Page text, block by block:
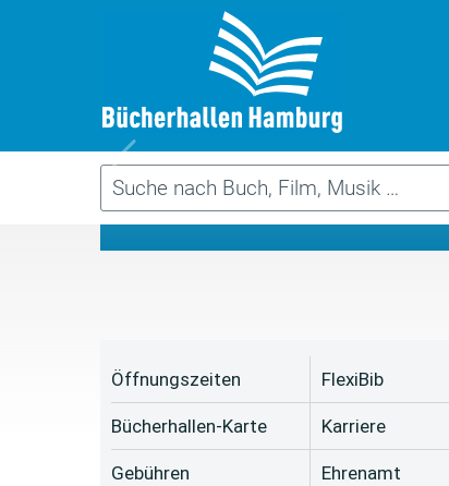
Öffnungszeiten
Bücherhallen-Karte
Gebühren
FlexiBib
Karriere
Ehrenamt